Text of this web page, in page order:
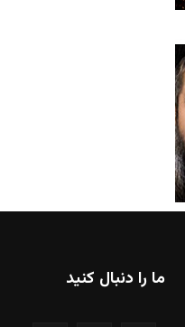
ما را دنبال کنید